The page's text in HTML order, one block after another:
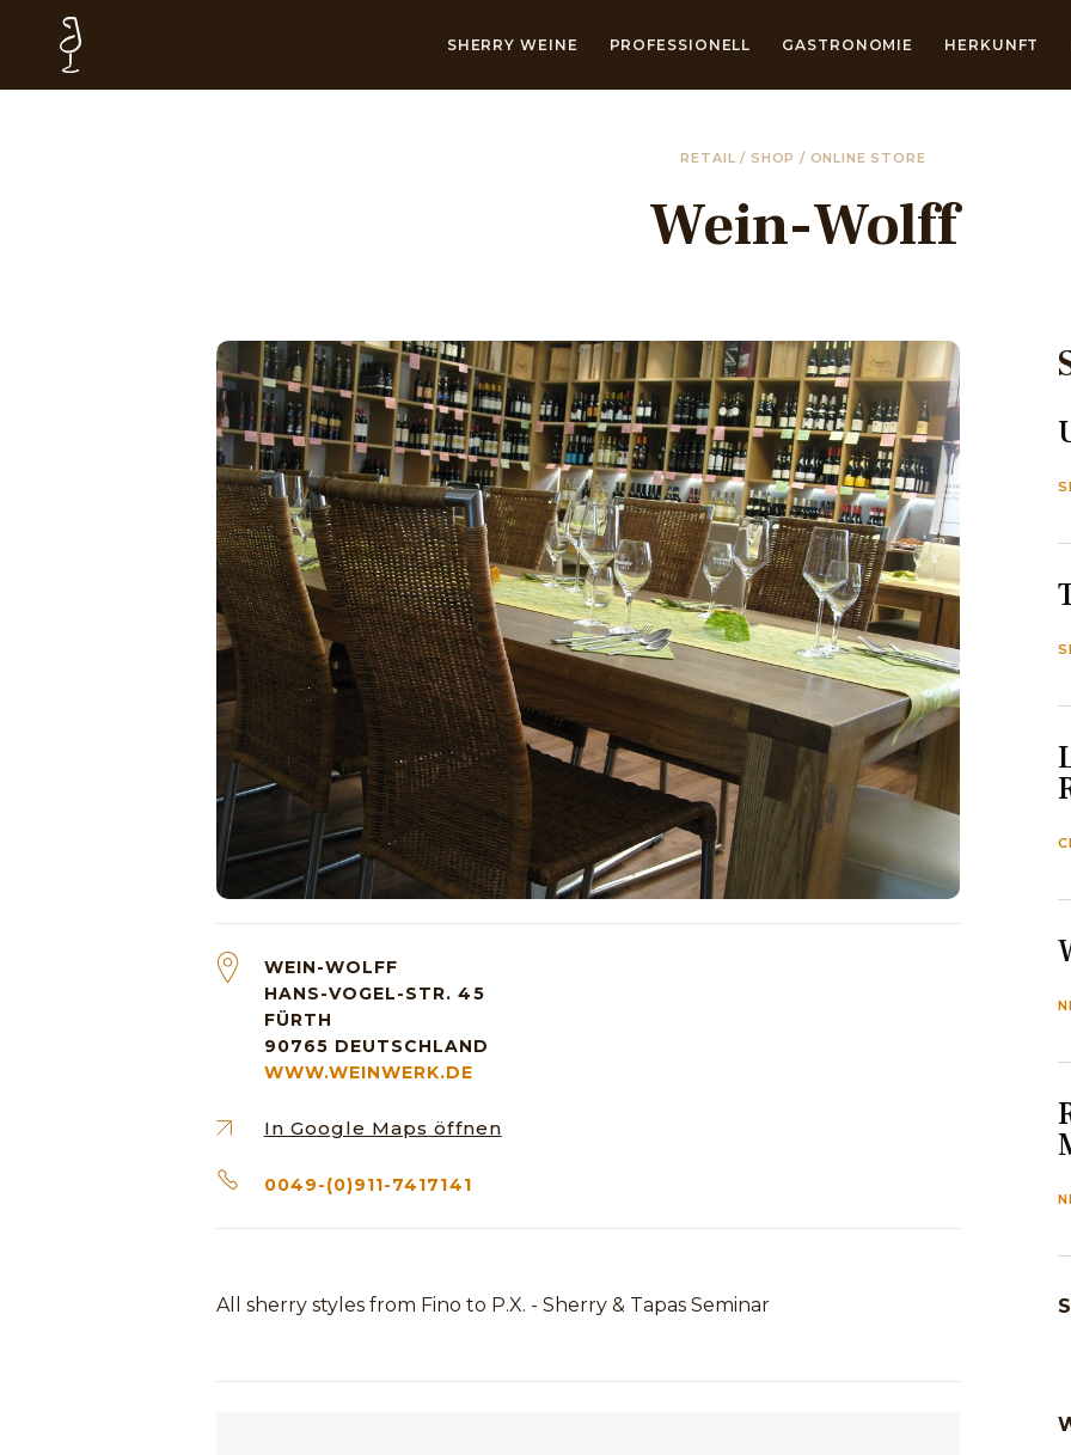
SHERRY WEINE PROFESSIONELL GASTRONOMIE HERKUNFT
RETAIL / SHOP / ONLINE STORE
Wein-Wolff
WEIN-WOLFF
HANS-VOGEL-STR. 45
FÜRTH
90765 DEUTSCHLAND
WWW.WEINWERK.DE
In Google Maps öffnen
0049-(0)911-7417141
All sherry styles from Fino to P.X. - Sherry & Tapas Seminar